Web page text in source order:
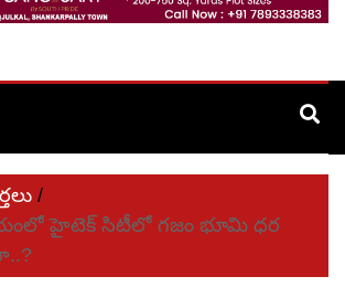
హైటెక్ సిటీలో గజం భూమి ధర